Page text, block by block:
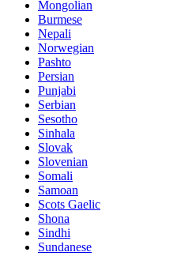
Mongolian
Burmese
Nepali
Norwegian
Pashto
Persian
Punjabi
Serbian
Sesotho
Sinhala
Slovak
Slovenian
Somali
Samoan
Scots Gaelic
Shona
Sindhi
Sundanese